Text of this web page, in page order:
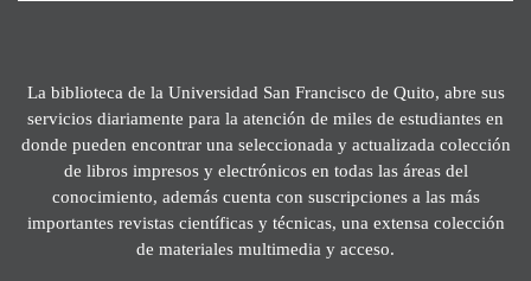
La biblioteca de la Universidad San Francisco de Quito, abre sus
servicios diariamente para la atención de miles de estudiantes en
donde pueden encontrar una seleccionada y actualizada colección
de libros impresos y electrónicos en todas las áreas del
conocimiento, además cuenta con suscripciones a las más
importantes revistas científicas y técnicas, una extensa colección
de materiales multimedia y acceso.